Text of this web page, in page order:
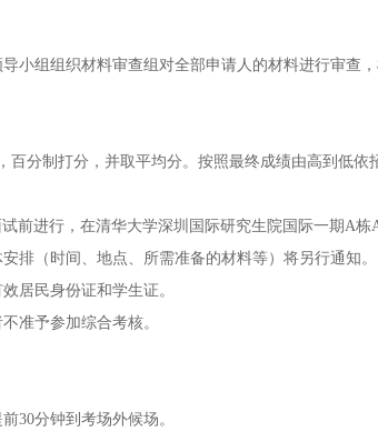
小组组织材料审查组对全部申请人的材料进行审查
分制打分，并取平均分。按照最终成绩由高到低依
前进行，在清华大学深圳国际研究生院国际一期A
排（时间、地点、所需准备的材料等）将另行通知。
居民身份证和学生证。
准予参加综合考核。
30分钟到考场外候场。